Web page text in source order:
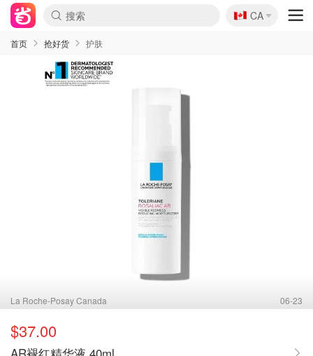
🇨🇦
CA
首页 抢好货 护肤
La Roche-Posay Canada 06-23
$37.00